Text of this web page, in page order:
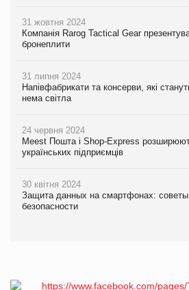
31 жовтня 2024
Компанія Rarog Tactical Gear
бронеплити
31 липня 2024
Напівфабрикати та консерви, які
нема світла
24 червня 2024
Meest Пошта і Shop-Express
українських підприємців
30 квітня 2024
Защита данных на смартфонах:
безопасности